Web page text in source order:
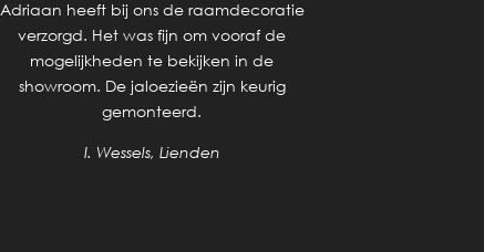
Adriaan heeft bij ons de raamdecoratie
verzorgd. Het was fijn om vooraf de
mogelijkheden te bekijken in de
showroom. De jaloezieën zijn keurig
gemonteerd.
I. Wessels, Lienden